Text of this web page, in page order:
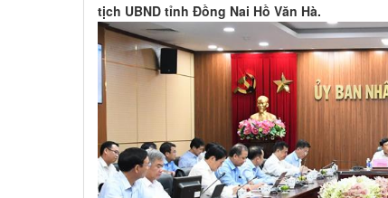
tịch UBND tỉnh Đồng Nai Hồ Văn Hà.